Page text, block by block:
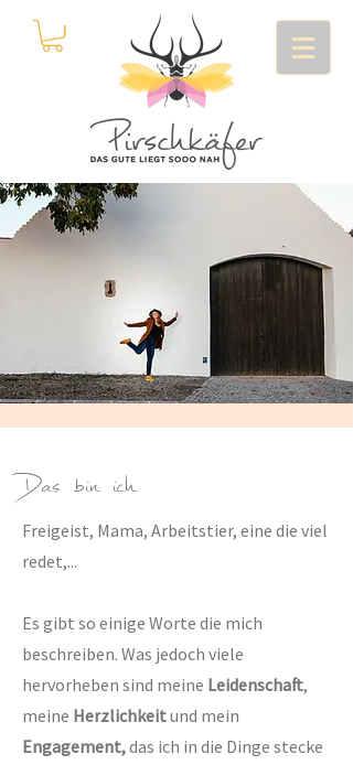
Das bin ich
Freigeist, Mama, Arbeitstier, eine die viel
redet,...
Es gibt so einige Worte die mich
beschreiben. Was jedoch viele
hervorheben sind meine Leidenschaft,
meine Herzlichkeitund mein
Engagement,das ich in die Dinge stecke